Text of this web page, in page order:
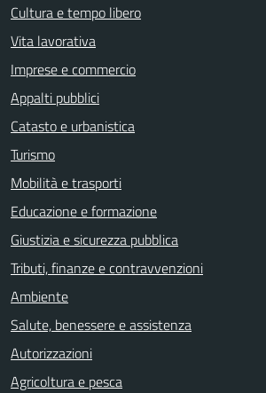
Cultura e tempo libero
Vita lavorativa
Imprese e commercio
Appalti pubblici
Catasto e urbanistica
Turismo
Mobilità e trasporti
Educazione e formazione
Giustizia e sicurezza pubblica
Tributi, finanze e contravvenzioni
Ambiente
Salute, benessere e assistenza
Autorizzazioni
Agricoltura e pesca